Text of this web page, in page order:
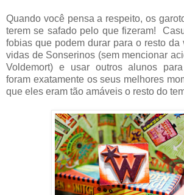
Quando você pensa a respeito, os
terem se safado pelo que fizeram!
fobias que podem durar para o resto da
vidas de Sonserinos (sem mencionar
Voldemort) e usar outros alunos
foram exatamente os seus melhores
que eles eram tão amáveis o resto do